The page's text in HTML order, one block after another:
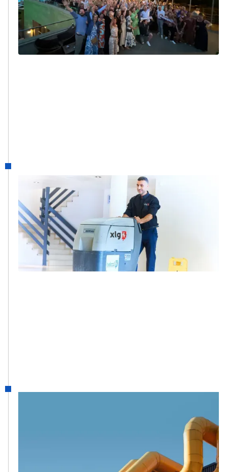
oprichting van de expertisecentra HR,
Sales, Marketing, IT, enz.
Lees meer
2021
BELCCO
Consolidatie van alle klassieke
schoonmaakbedrijven onder één merk:
Belcco.
Toen de industriële activiteiten in Luik zich
uitbreidden naar de regio Charleroi, werd
de Carolo-tak van de groep opgericht